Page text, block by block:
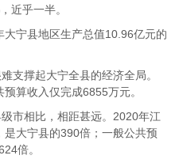
近乎一半。
宁县地区生产总值10.96亿元的
支撑起大宁全县的经济全局。
算收入仅完成6855万元。
市相比，相距甚远。2020年江
大宁县的390倍；一般公共预
倍。